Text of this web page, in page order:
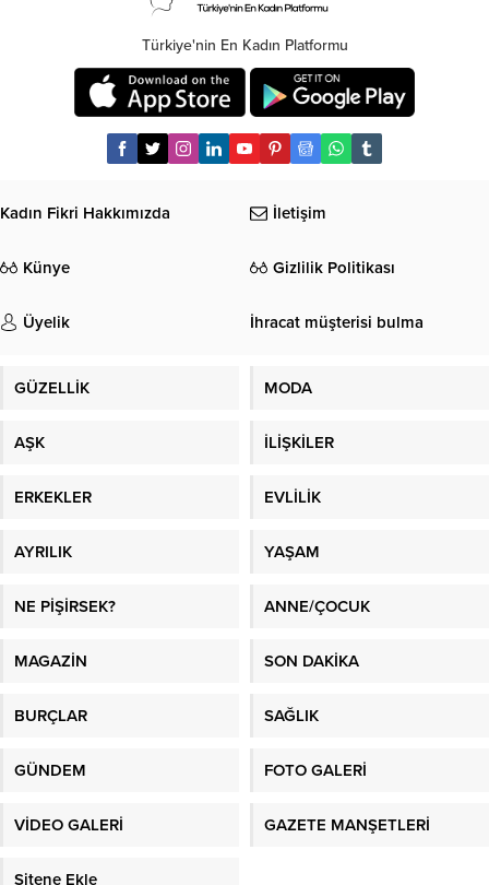
Türkiye'nin En Kadın Platformu
Kadın Fikri Hakkımızda İletişim
Künye Gizlilik Politikası
Üyelik İhracat müşterisi bulma
GÜZELLİK MODA
AŞK İLİŞKİLER
ERKEKLER EVLİLİK
AYRILIK YAŞAM
NE PİŞİRSEK? ANNE/ÇOCUK
MAGAZİN SON DAKİKA
BURÇLAR SAĞLIK
GÜNDEM FOTO GALERİ
VİDEO GALERİ GAZETE MANŞETLERİ
Sitene Ekle